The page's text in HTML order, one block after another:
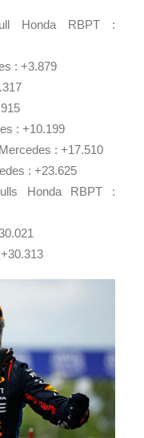
Honda RBPT :
: +3.879
: +10.199
: +17.510
: +23.625
Honda RBPT :